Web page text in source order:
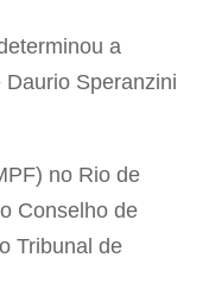
a
Speranzini
no Rio de
Conselho de
Tribunal de